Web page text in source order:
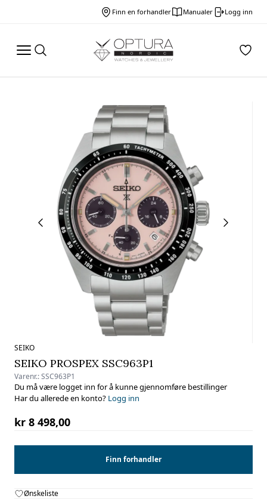
Finn en forhandler Manualer Logg inn
SEIKO
SEIKO PROSPEX SSC963P1
Varenr.:SSC963P1
Du må være logget inn for å kunne gjennomføre bestillinger
Har du allerede en konto? Logg inn
kr 8 498,00
Finn forhandler
Ønskeliste